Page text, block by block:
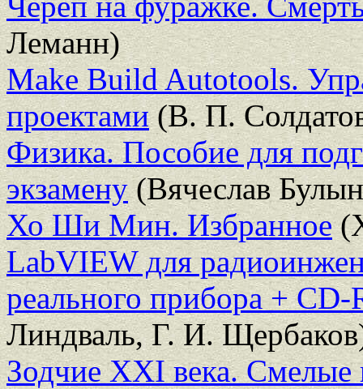
Леманн)
Make Build Autotools.
проектами(В. П.
Физика. Пособие для
экзамену(Вячеслав
Хо Ши Мин. Избранное
LabVIEW для
реального прибора +
Линдваль, Г. И.
Зодчие XXI века. Смелые